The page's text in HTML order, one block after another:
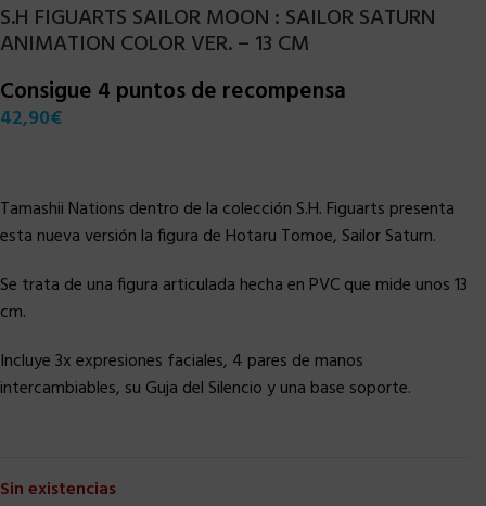
S.H FIGUARTS SAILOR MOON : SAILOR SATURN
ANIMATION COLOR VER. – 13 CM
Consigue 4 puntos de recompensa
42,90€
Tamashii Nations dentro de la colección S.H. Figuarts presenta
esta nueva versión la figura de Hotaru Tomoe, Sailor Saturn.
Se trata de una figura articulada hecha en PVC que mide unos 13
cm.
Incluye 3x expresiones faciales, 4 pares de manos
intercambiables, su Guja del Silencio y una base soporte.
Sin existencias